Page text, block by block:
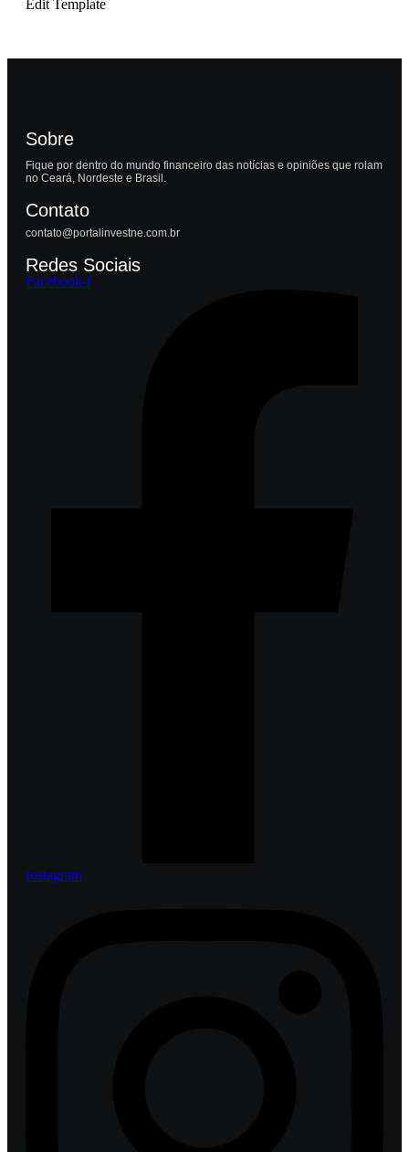
Edit Template
Sobre
Fique por dentro do mundo financeiro das notícias e opiniões que rolam
no Ceará, Nordeste e Brasil.
Contato
contato@portalinvestne.com.br
Redes Sociais
Facebook-f
Instagram